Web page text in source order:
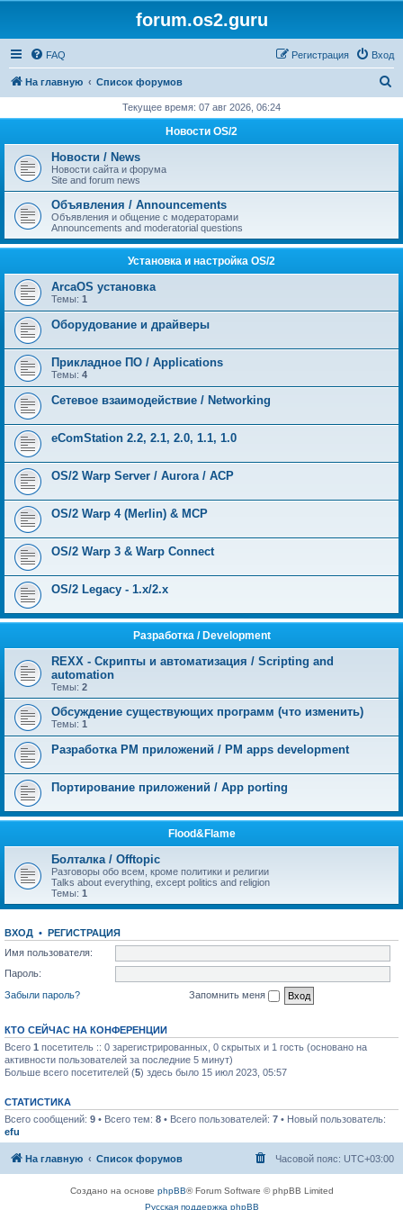
forum.os2.guru
FAQ Вход
Регистрация
На главную Список форумов
с
Текущее время: 07 авг 2026, 06:24
Новости OS/2
Новости / News
Новости сайта и форума
Site and forum news
Объявления / Announcements
Объявления и общение с модераторами
Announcements and moderatorial questions
Установка и настройка OS/2
ArcaOS установка
Темы: 1
Оборудование и драйверы
Прикладное ПО / Applications
Темы: 4
Сетевое взаимодействие / Networking
eComStation 2.2, 2.1, 2.0, 1.1, 1.0
OS/2 Warp Server / Aurora / ACP
OS/2 Warp 4 (Merlin) & MCP
OS/2 Warp 3 & Warp Connect
OS/2 Legacy - 1.x/2.x
Разработка / Development
REXX - Скрипты и автоматизация / Scripting and
automation
Темы: 2
Обсуждение существующих программ (что изменить)
Темы: 1
Разработка PM приложений / PM apps development
Портирование приложений / App porting
Flood&Flame
Болталка / Offtopic
Разговоры обо всем, кроме политики и религии
Talks about everything, except politics and religion
Темы: 1
ВХОД • РЕГИСТРАЦИЯ
Имя пользователя:
Пароль:
Забыли пароль?
Запомнить меня
КТО СЕЙЧАС НА КОНФЕРЕНЦИИ
Всего 1 посетитель :: 0 зарегистрированных, 0 скрытых и 1 гость (основано на
активности пользователей за последние 5 минут)
Больше всего посетителей (5) здесь было 15 июл 2023, 05:57
СТАТИСТИКА
Всего сообщений: 9 • Всего тем: 8 • Всего пользователей: 7 • Новый пользователь:
efu
На главную Список форумов Часовой пояс: UTC+03:00
Создано на основе phpBB® Forum Software © phpBB Limited
Русская поддержка phpBB